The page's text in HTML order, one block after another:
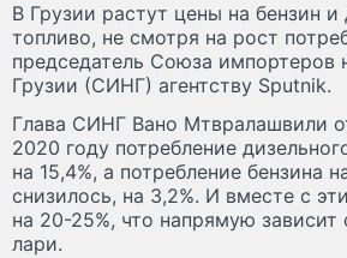
В Грузии растут цены на бензин и
топливо, не смотря на рост
председатель Союза импортеров
Грузии (СИНГ) агентству Sputnik.
Глава СИНГ Вано Мтвралашвили
2020 году потребление
на 15,4%, а потребление бензина
снизилось, на 3,2%. И вместе с
на 20-25%, что напрямую зависит
лари.